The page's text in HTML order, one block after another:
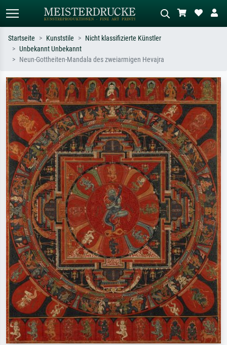
Standardsuche KI-Bildersuche
oder Stilen – z.B. Monet,
Sternennacht, Impressionismus, Welle
Hokusai, Akt.
Wiese, Abstrakt mit viel Rot, Dunkles
Ölgemälde, Stehender Akt neben einem
Baum.
Startseite Kunststile
Nicht klassifizierte Künstler
Unbekannt Unbekannt
Neun-Gottheiten-Mandala des zweiarmigen Hevajra